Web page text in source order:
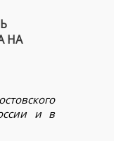
НА
и в